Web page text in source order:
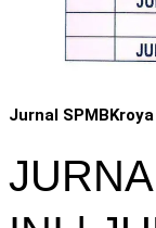
Jurnal SPMB